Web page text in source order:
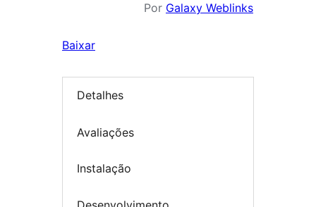
Por Galaxy Weblinks
Baixar
Detalhes
Avaliações
Instalação